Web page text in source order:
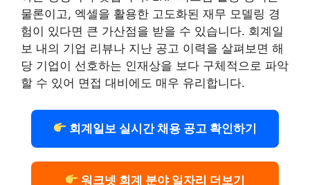
물론이고, 엑셀을 활용한 고도화된 재무 모델링 경
험이 있다면 큰 가산점을 받을 수 있습니다. 회계일
보 내의 기업 리뷰나 지난 공고 이력을 살펴보면 해
당 기업이 선호하는 인재상을 보다 구체적으로 파악
할 수 있어 면접 대비에도 매우 유리합니다.
회계일보 실시간 채용 공고 확인하기
워크넷 회계 분야 일자리 더보기